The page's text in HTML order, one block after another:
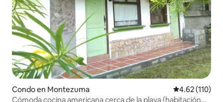
Condo en Montezuma Calificación
4.62 (110)
Cómoda cocina americana cerca de la playa (habitación